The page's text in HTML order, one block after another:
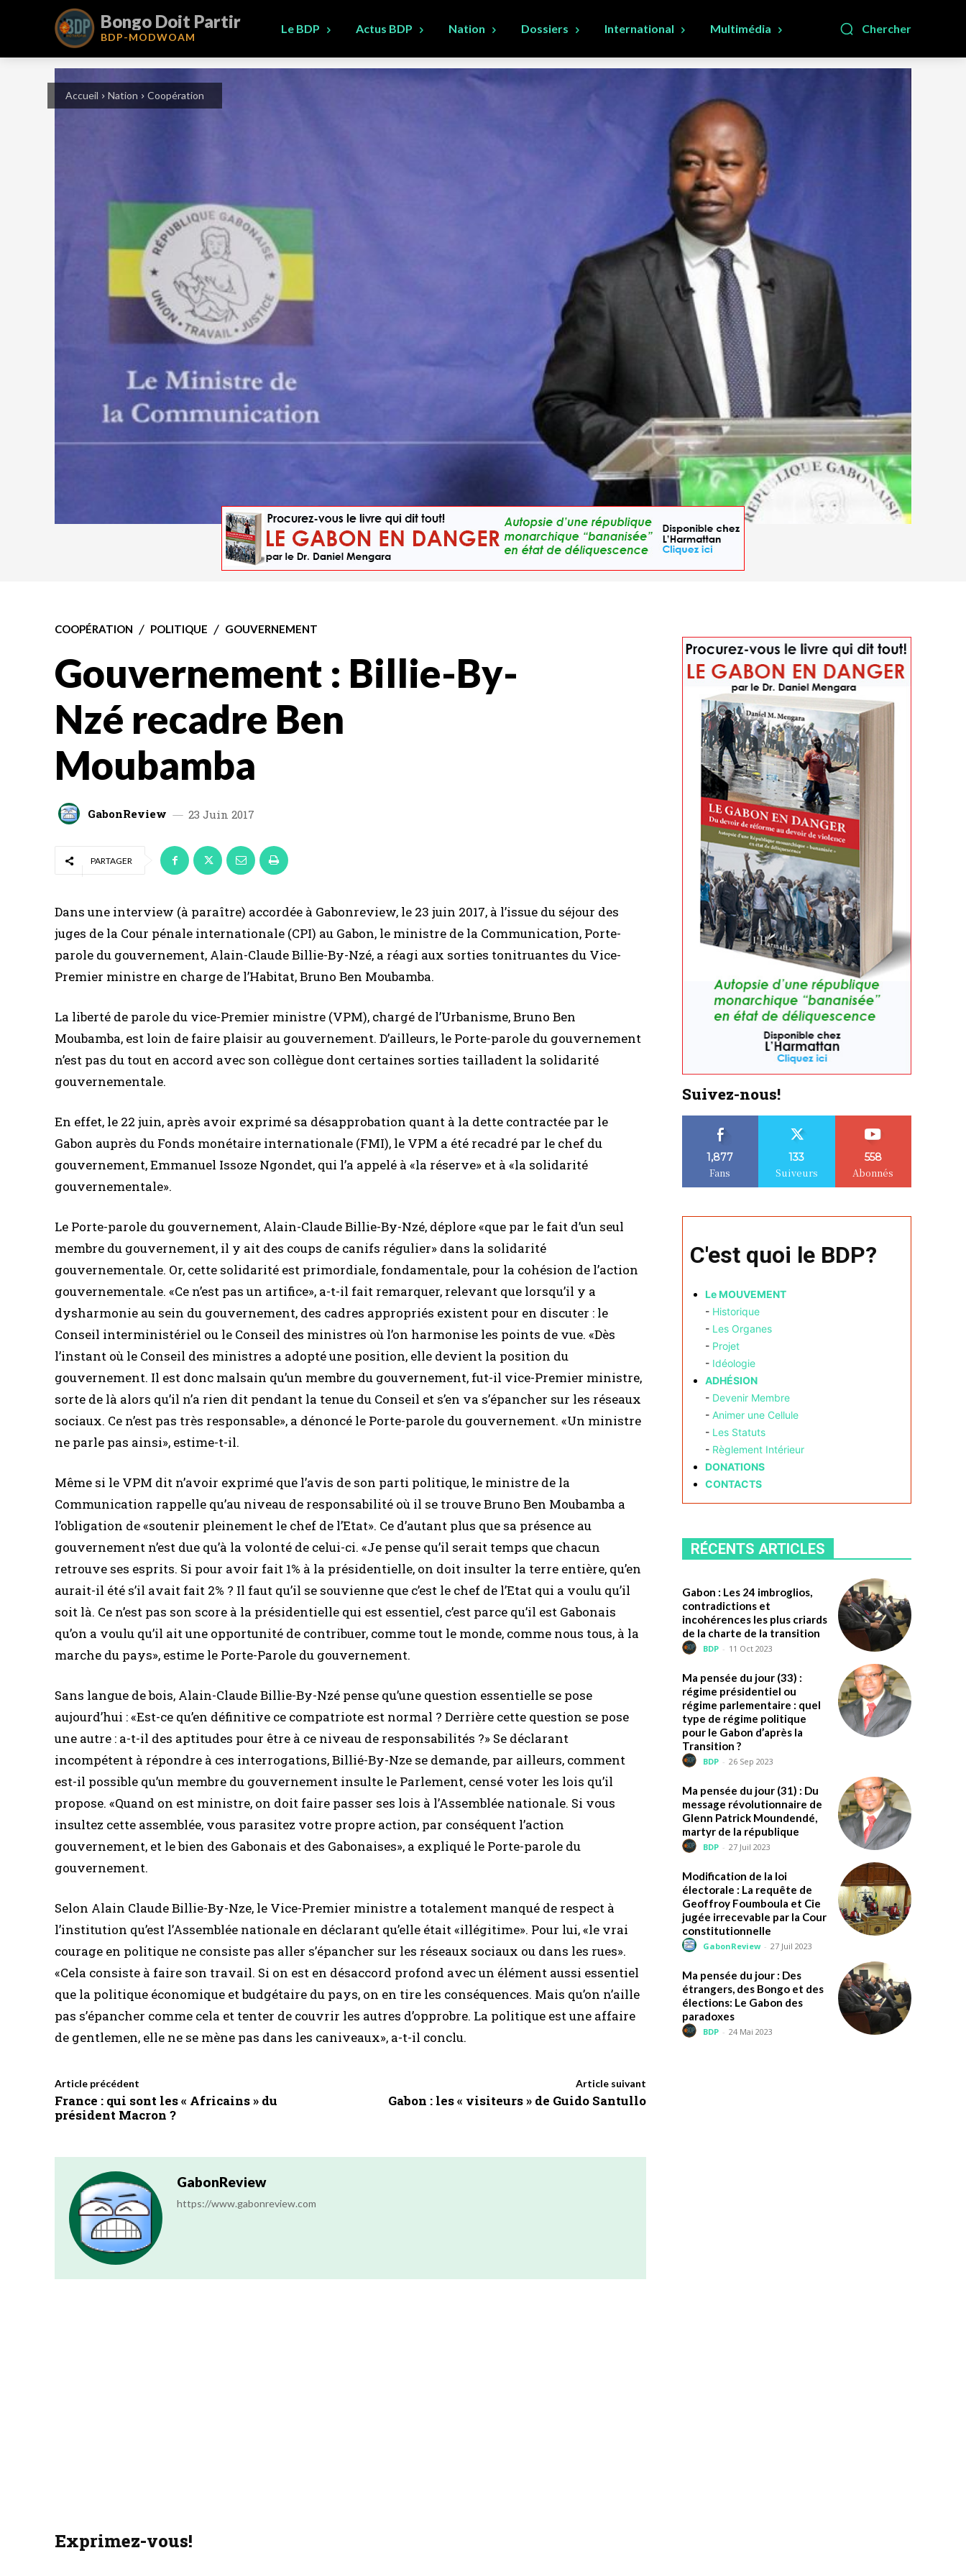
Bongo Doit Partir
BDP-MODWOAM
Chercher
Le BDP Actus BDP Nation Dossiers International Multimédia
Accueil Nation Coopération
COOPÉRATION POLITIQUE GOUVERNEMENT
Gouvernement : Billie-By-
Nzé recadre Ben
Moubamba
GabonReview 23 Juin 2017
PARTAGER
Dans une interview (à paraître) accordée à Gabonreview, le 23 juin 2017, à l’issue du séjour des
juges de la Cour pénale internationale (CPI) au Gabon, le ministre de la Communication, Porte-
parole du gouvernement, Alain-Claude Billie-By-Nzé, a réagi aux sorties tonitruantes du Vice-
Premier ministre en charge de l’Habitat, Bruno Ben Moubamba.
La liberté de parole du vice-Premier ministre (VPM), chargé de l’Urbanisme, Bruno Ben
Moubamba, est loin de faire plaisir au gouvernement. D’ailleurs, le Porte-parole du gouvernement
n’est pas du tout en accord avec son collègue dont certaines sorties tailladent la solidarité
gouvernementale.
En effet, le 22 juin, après avoir exprimé sa désapprobation quant à la dette contractée par le
Gabon auprès du Fonds monétaire internationale (FMI), le VPM a été recadré par le chef du
gouvernement, Emmanuel Issoze Ngondet, qui l’a appelé à «la réserve» et à «la solidarité
gouvernementale».
Le Porte-parole du gouvernement, Alain-Claude Billie-By-Nzé, déplore «que par le fait d’un seul
membre du gouvernement, il y ait des coups de canifs régulier» dans la solidarité
gouvernementale. Or, cette solidarité est primordiale, fondamentale, pour la cohésion de l’action
gouvernementale. «Ce n’est pas un artifice», a-t-il fait remarquer, relevant que lorsqu’il y a
dysharmonie au sein du gouvernement, des cadres appropriés existent pour en discuter : le
Conseil interministériel ou le Conseil des ministres où l’on harmonise les points de vue. «Dès
l’instant où le Conseil des ministres a adopté une position, elle devient la position du
gouvernement. Il est donc malsain qu’un membre du gouvernement, fut-il vice-Premier ministre,
sorte de là alors qu’il n’a rien dit pendant la tenue du Conseil et s’en va s’épancher sur les réseaux
sociaux. Ce n’est pas très responsable», a dénoncé le Porte-parole du gouvernement. «Un ministre
ne parle pas ainsi», estime-t-il.
Même si le VPM dit n’avoir exprimé que l’avis de son parti politique, le ministre de la
Communication rappelle qu’au niveau de responsabilité où il se trouve Bruno Ben Moubamba a
l’obligation de «soutenir pleinement le chef de l’Etat». Ce d’autant plus que sa présence au
gouvernement n’est due qu’à la volonté de celui-ci. «Je pense qu’il serait temps que chacun
retrouve ses esprits. Si pour avoir fait 1% à la présidentielle, on doit insulter la terre entière, qu’en
aurait-il été s’il avait fait 2% ? Il faut qu’il se souvienne que c’est le chef de l’Etat qui a voulu qu’il
soit là. Ce n’est pas son score à la présidentielle qui est essentiel, c’est parce qu’il est Gabonais
qu’on a voulu qu’il ait une opportunité de contribuer, comme tout le monde, comme nous tous, à la
marche du pays», estime le Porte-Parole du gouvernement.
Sans langue de bois, Alain-Claude Billie-By-Nzé pense qu’une question essentielle se pose
aujourd’hui : «Est-ce qu’en définitive ce compatriote est normal ? Derrière cette question se pose
une autre : a-t-il des aptitudes pour être à ce niveau de responsabilités ?» Se déclarant
incompétent à répondre à ces interrogations, Billié-By-Nze se demande, par ailleurs, comment
est-il possible qu’un membre du gouvernement insulte le Parlement, censé voter les lois qu’il
propose. «Quand on est ministre, on doit faire passer ses lois à l’Assemblée nationale. Si vous
insultez cette assemblée, vous parasitez votre propre action, par conséquent l’action
gouvernement, et le bien des Gabonais et des Gabonaises», a expliqué le Porte-parole du
gouvernement.
Selon Alain Claude Billie-By-Nze, le Vice-Premier ministre a totalement manqué de respect à
l’institution qu’est l’Assemblée nationale en déclarant qu’elle était «illégitime». Pour lui, «le vrai
courage en politique ne consiste pas aller s’épancher sur les réseaux sociaux ou dans les rues».
«Cela consiste à faire son travail. Si on est en désaccord profond avec un élément aussi essentiel
que la politique économique et budgétaire du pays, on en tire les conséquences. Mais qu’on n’aille
pas s’épancher comme cela et tenter de couvrir les autres d’opprobre. La politique est une affaire
de gentlemen, elle ne se mène pas dans les caniveaux», a-t-il conclu.
Article précédent
France : qui sont les « Africains » du
président Macron ?
Article suivant
Gabon : les « visiteurs » de Guido Santullo
GabonReview
https://www.gabonreview.com
Exprimez-vous!
Suivez-nous!
1,877
Fans
133
Suiveurs
558
Abonnés
C'est quoi le BDP?
Le MOUVEMENT
- Historique
- Les Organes
- Projet
- Idéologie
ADHÉSION
- Devenir Membre
- Animer une Cellule
- Les Statuts
- Règlement Intérieur
DONATIONS
CONTACTS
RÉCENTS ARTICLES
Gabon : Les 24 imbroglios,
contradictions et
incohérences les plus criards
de la charte de la transition
BDP - 11 Oct 2023
Ma pensée du jour (33) :
régime présidentiel ou
régime parlementaire : quel
type de régime politique
pour le Gabon d’après la
Transition ?
BDP - 26 Sep 2023
Ma pensée du jour (31) : Du
message révolutionnaire de
Glenn Patrick Moundendé,
martyr de la république
BDP - 27 Juil 2023
Modification de la loi
électorale : La requête de
Geoffroy Foumboula et Cie
jugée irrecevable par la Cour
constitutionnelle
GabonReview - 27 Juil 2023
Ma pensée du jour : Des
étrangers, des Bongo et des
élections: Le Gabon des
paradoxes
BDP - 24 Mai 2023